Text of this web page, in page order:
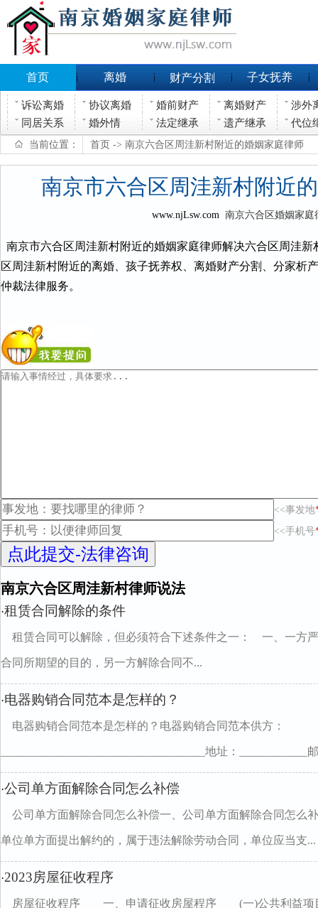
首页 离婚 财产分割 子女抚养
诉讼离婚 协议离婚 婚前财产 离婚财产
涉外
同居关系
婚外情 法定继承 遗产继承 代位
当前位置： 首页 -> 南京六合区周洼新村附近的婚姻家庭律师
南京市六合区周洼新村附近
www.njLsw.com南京六合区婚姻家庭
南京市六合区周洼新村附近的婚姻家庭律师解决六合区周洼
区周洼新村附近的离婚、孩子抚养权、离婚财产分割、分家析
仲裁法律服务。
<<事发地
<<手机号
南京六合区周洼新村律师说法
·租赁合同解除的条件
租赁合同可以解除，但必须符合下述条件之一： 一、一方
合同所期望的目的，另一方解除合同不...
·电器购销合同范本是怎样的？
电器购销合同范本是怎样的？电器购销合同范本供方：
____________________________________地址：
·公司单方面解除合同怎么补偿
公司单方面解除合同怎么补偿一、公司单方面解除合同怎么
单位单方面提出解约的，属于违法解除劳动合同，单位应当支...
·2023房屋征收程序
房屋征收程序 一、申请征收房屋程序 (一)公共利益项